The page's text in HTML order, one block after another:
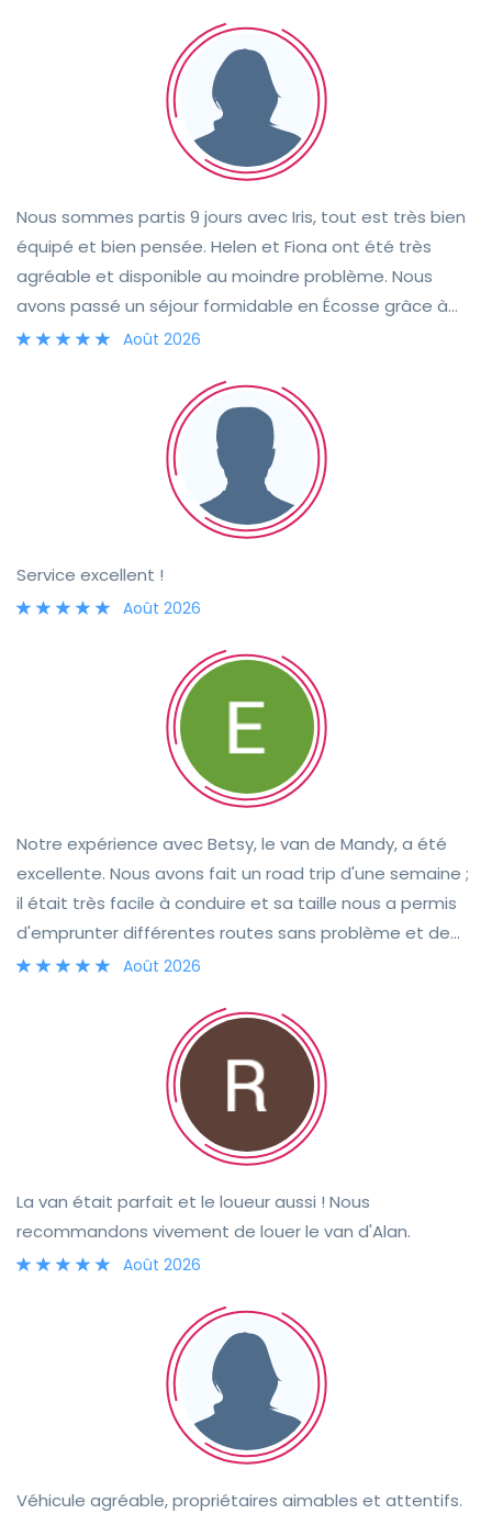
expérience à refaire sans hésiter.
Nous sommes partis 9 jours avec Iris, tout est très bien
équipé et bien pensée. Helen et Fiona ont été très
agréable et disponible au moindre problème. Nous
avons passé un séjour formidable en Écosse grâce à
Iris, merci beaucoup.
Août 2026
Service excellent !
Août 2026
Notre expérience avec Betsy, le van de Mandy, a été
excellente. Nous avons fait un road trip d'une semaine ;
il était très facile à conduire et sa taille nous a permis
d'emprunter différentes routes sans problème et de
nous garer très facilement. Les équipements à bord
clés s'est faite sans encombre grâce à la grande
disponibilité de Mandy. Elle est restée joignable tout au
long de la location si nous avions besoin de quoi que ce
soit. Nous recommandons vivement Mandy et Betsy !
Août 2026
La van était parfait et le loueur aussi ! Nous
recommandons vivement de louer le van d'Alan.
Août 2026
Véhicule agréable, propriétaires aimables et attentifs.